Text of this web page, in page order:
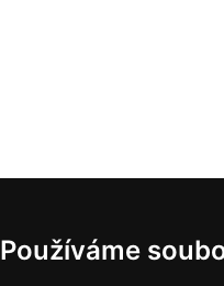
Používáme